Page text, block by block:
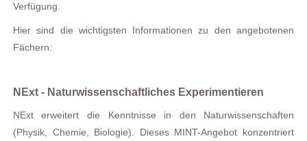
Verfügung.
Hier sind die wichtigsten Informationen zu den angebotenen
Fächern:
NExt - Naturwissenschaftliches Experimentieren
NExt erweitert die Kenntnisse in den Naturwissenschaften
(Physik, Chemie, Biologie). Dieses MINT-Angebot konzentriert